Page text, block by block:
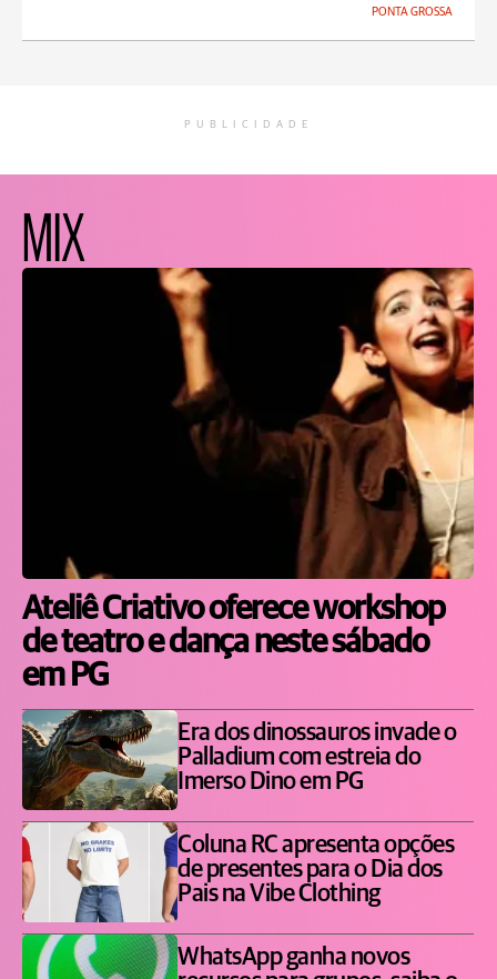
PONTA GROSSA
PUBLICIDADE
MIX
Ateliê Criativo oferece workshop
de teatro e dança neste sábado
em PG
Era dos dinossauros invade o
Palladium com estreia do
Imerso Dino em PG
Coluna RC apresenta opções
de presentes para o Dia dos
Pais na Vibe Clothing
WhatsApp ganha novos